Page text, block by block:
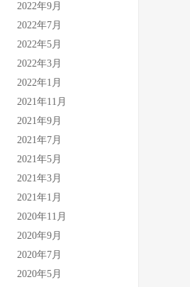
2022年9月
2022年7月
2022年5月
2022年3月
2022年1月
2021年11月
2021年9月
2021年7月
2021年5月
2021年3月
2021年1月
2020年11月
2020年9月
2020年7月
2020年5月